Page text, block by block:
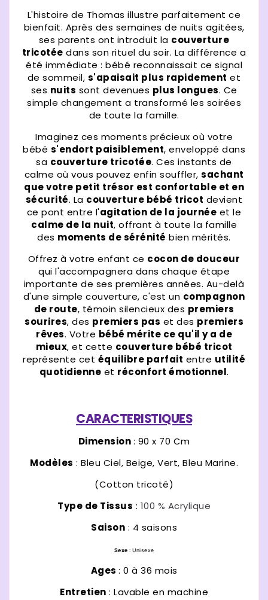
L'histoire de Thomas illustre parfaitement ce
bienfait. Après des semaines de nuits agitées,
ses parents ont introduit la couverture
tricotée dans son rituel du soir. La différence a
été immédiate : bébé reconnaissait ce signal
de sommeil, s'apaisait plus rapidement et
ses nuits sont devenues plus longues. Ce
simple changement a transformé les soirées
de toute la famille.
Imaginez ces moments précieux où votre
bébé s'endort paisiblement, enveloppé dans
sa couverture tricotée. Ces instants de
calme où vous pouvez enfin souffler, sachant
que votre petit trésor est confortable et en
sécurité. La couverture bébé tricot devient
ce pont entre l'agitation de la journée et le
calme de la nuit, offrant à toute la famille
des moments de sérénité bien mérités.
Offrez à votre enfant ce cocon de douceur
qui l'accompagnera dans chaque étape
importante de ses premières années. Au-delà
d'une simple couverture, c'est un compagnon
de route, témoin silencieux des premiers
sourires, des premiers pas et des premiers
rêves. Votre bébé mérite ce qu'il y a de
mieux, et cette couverture bébé tricot
représente cet équilibre parfait entre utilité
quotidienne et réconfort émotionnel.
CARACTERISTIQUES
Dimension: 90 x 70 Cm
Modèles : Bleu Ciel, Beige, Vert, Bleu Marine.
(Cotton tricoté)
Type de Tissus : 100 % Acrylique
Saison : 4 saisons
Sexe : Unisexe
Ages : 0 à 36 mois
Entretien : Lavable en machine